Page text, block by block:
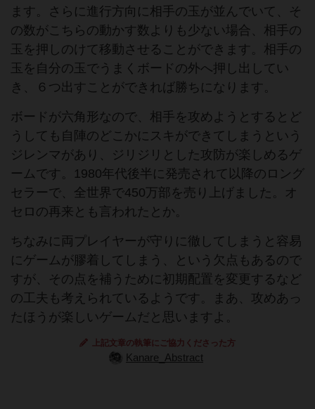
ます。さらに進行方向に相手の玉が並んでいて、そ
の数がこちらの動かす数よりも少ない場合、相手の
玉を押しのけて移動させることができます。相手の
玉を自分の玉でうまくボードの外へ押し出してい
き、６つ出すことができれば勝ちになります。
ボードが六角形なので、相手を攻めようとするとど
うしても自陣のどこかにスキができてしまうという
ジレンマがあり、ジリジリとした攻防が楽しめるゲ
ームです。1980年代後半に発売されて以降のロング
セラーで、全世界で450万部を売り上げました。オ
セロの再来とも言われたとか。
ちなみに両プレイヤーが守りに徹してしまうと容易
にゲームが膠着してしまう、という欠点もあるので
すが、その点を補うために初期配置を変更するなど
の工夫も考えられているようです。まあ、攻めあっ
たほうが楽しいゲームだと思いますよ。
上記文章の執筆にご協力くださった方
Kanare_Abstract